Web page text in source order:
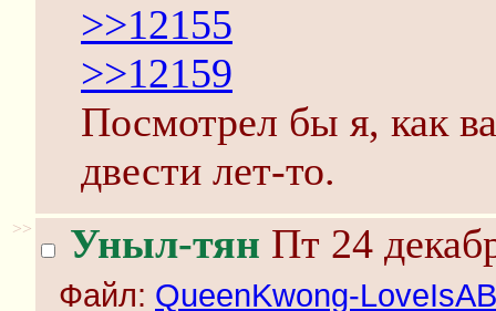
>>12155
>>12159
Посмотрел бы я, как
двести лет-то.
>> Уныл-тян Пт 24
Файл: QueenKwong-